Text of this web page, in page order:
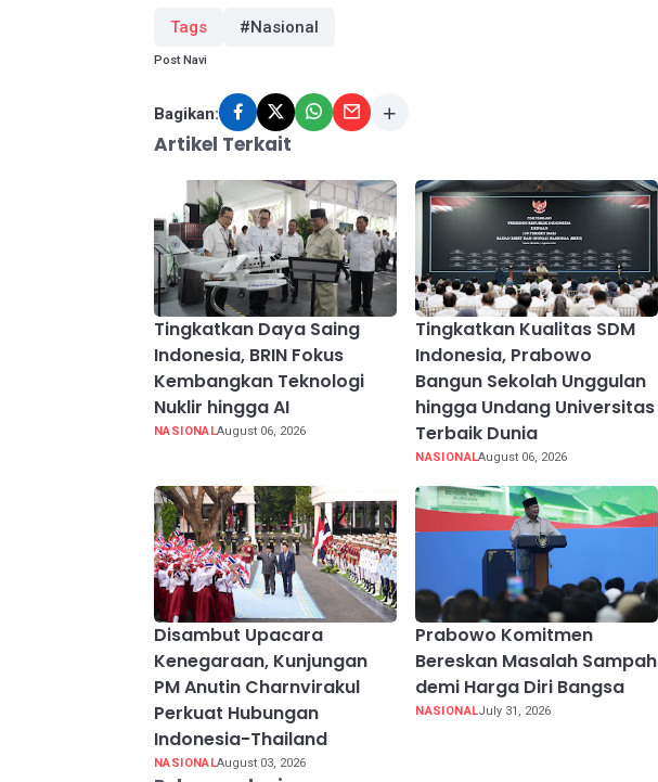
Tags #Nasional
Post Navi
Bagikan:
Artikel Terkait
Tingkatkan Daya Saing
Indonesia, BRIN Fokus
Kembangkan Teknologi
Nuklir hingga AI
NASIONALAugust 06, 2026
Tingkatkan Kualitas SDM
Indonesia, Prabowo
Bangun Sekolah Unggulan
hingga Undang Universitas
Terbaik Dunia
NASIONALAugust 06, 2026
Disambut Upacara
Kenegaraan, Kunjungan
PM Anutin Charnvirakul
Perkuat Hubungan
Indonesia-Thailand
NASIONALAugust 03, 2026
Prabowo Komitmen
Bereskan Masalah Sampah
demi Harga Diri Bangsa
NASIONALJuly 31, 2026